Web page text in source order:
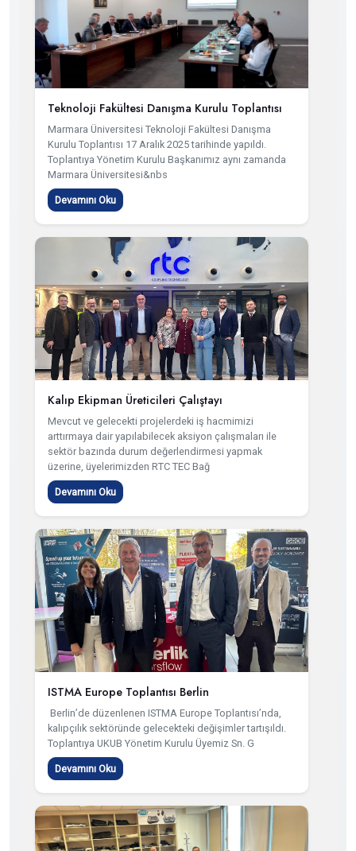
Teknoloji Fakültesi Danışma Kurulu Toplantısı
Marmara Üniversitesi Teknoloji Fakültesi Danışma
Kurulu Toplantısı 17 Aralık 2025 tarihinde yapıldı.
Toplantıya Yönetim Kurulu Başkanımız aynı zamanda
Marmara Üniversitesi&nbs
Devamını Oku
Kalıp Ekipman Üreticileri Çalıştayı
Mevcut ve gelecekti projelerdeki iş hacmimizi
arttırmaya dair yapılabilecek aksiyon çalışmaları ile
sektör bazında durum değerlendirmesi yapmak
üzerine, üyelerimizden RTC TEC Bağ
Devamını Oku
ISTMA Europe Toplantısı Berlin
Berlin’de düzenlenen ISTMA Europe Toplantısı’nda,
kalıpçılık sektöründe gelecekteki değişimler tartışıldı.
Toplantıya UKUB Yönetim Kurulu Üyemiz Sn. G
Devamını Oku